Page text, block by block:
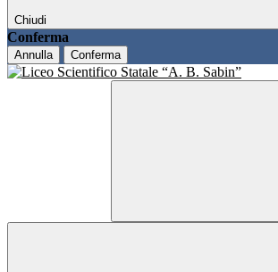
Chiudi
Conferma
Annulla Conferma